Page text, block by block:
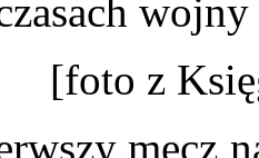
[foto z
mecz